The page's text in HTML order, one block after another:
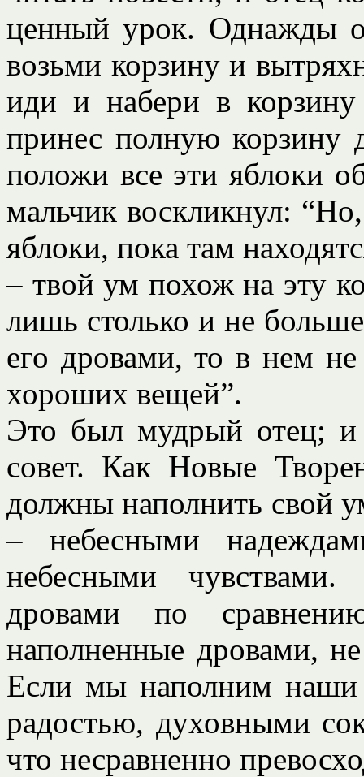
ценный урок. Однажды
возьми корзину и
иди и набери в
принес полную корзину
положи все эти яблоки
мальчик воскликнул:
яблоки, пока там
– твой ум похож на эту
лишь столько и не
его дровами, то в нем
хороших вещей”.
Это был мудрый отец;
совет. Как Новые
должны наполнить свой
– небесными
небесными
дровами по
наполненные дровами,
Если мы наполним
радостью, духовными
что несравненно